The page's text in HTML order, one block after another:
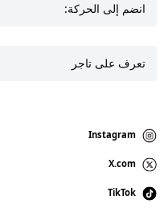
انضم إلى الحركة:
تعرف على تاجر
Instagram
X.com
TikTok